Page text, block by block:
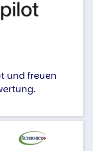
und freuen